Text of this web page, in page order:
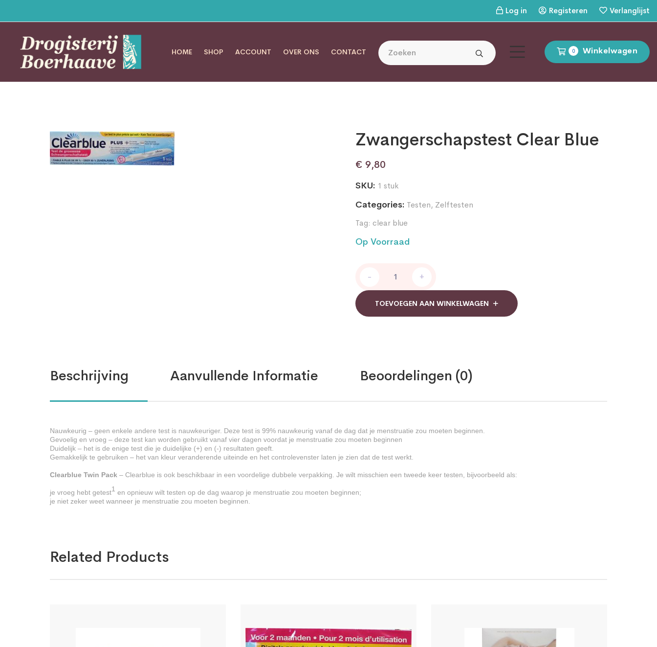
Log in Registeren Verlanglijst
0 Winkelwagen
HOME SHOP ACCOUNT OVER ONS CONTACT
Zwangerschapstest Clear Blue
€ 9,80
SKU: 1 stuk
Categories: Testen, Zelftesten
Tag: clear blue
Op Voorraad
Clear
Blue
quantity
- +
TOEVOEGEN AAN WINKELWAGEN
Beschrijving Aanvullende Informatie Beoordelingen (0)
Nauwkeurig – geen enkele andere test is nauwkeuriger. Deze test is 99% nauwkeurig vanaf de dag dat je menstruatie zou moeten beginnen.
Gevoelig en vroeg – deze test kan worden gebruikt vanaf vier dagen voordat je menstruatie zou moeten beginnen
Duidelijk – het is de enige test die je duidelijke (+) en (-) resultaten geeft.
Gemakkelijk te gebruiken – het van kleur veranderende uiteinde en het controlevenster laten je zien dat de test werkt.
Clearblue Twin Pack – Clearblue is ook beschikbaar in een voordelige dubbele verpakking. Je wilt misschien een tweede keer testen, bijvoorbeeld als:
je vroeg hebt getest1 en opnieuw wilt testen op de dag waarop je menstruatie zou moeten beginnen;
je niet zeker weet wanneer je menstruatie zou moeten beginnen.
Related Products